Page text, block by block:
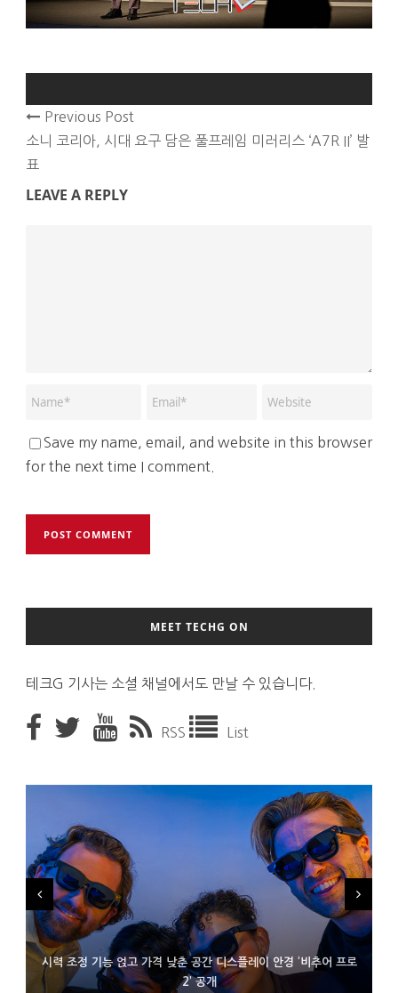
Previous Post
소니 코리아, 시대 요구 담은 풀프레임 미러리스 ‘A7R II’ 발
표
LEAVE A REPLY
Save my name, email, and website in this browser
for the next time I comment.
MEET TECHG ON
테크G 기사는 소셜 채널에서도 만날 수 있습니다.
RSS List
시력 조정 기능 얹고 가격 낮춘 공간 디스플레이 안경 ‘비추어 프로
2’ 공개
D램 부족에 10억달러어치 아이폰18 프로세서 패키징 대기 중
300~400달러 반지형 스피커 준비하는 오픈AI